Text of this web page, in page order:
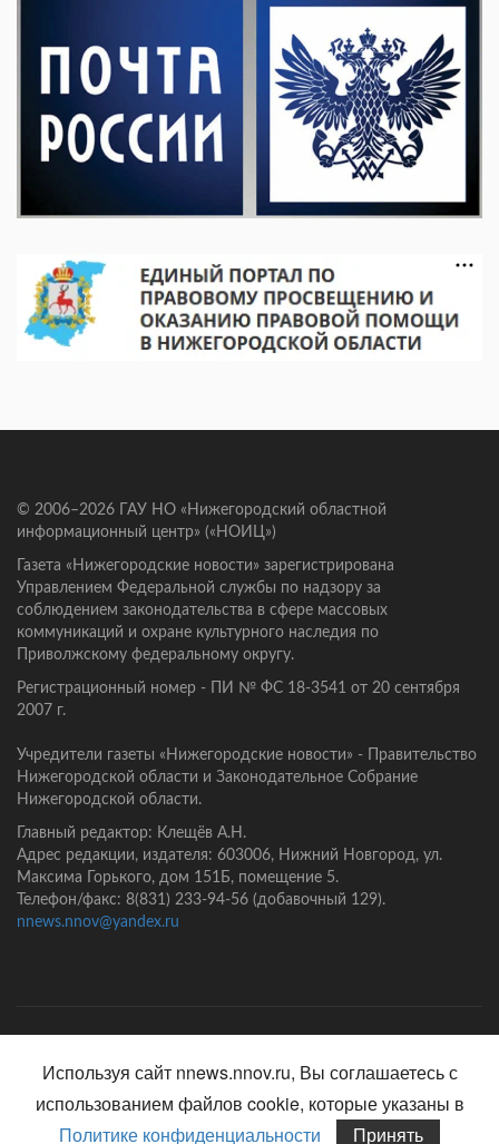
© 2006–2026 ГАУ НО «Нижегородский областной
информационный центр» («НОИЦ»)
Газета «Нижегородские новости» зарегистрирована
Управлением Федеральной службы по надзору за
соблюдением законодательства в сфере массовых
коммуникаций и охране культурного наследия по
Приволжскому федеральному округу.
Регистрационный номер - ПИ № ФС 18-3541 от 20 сентября
2007 г.
Учредители газеты «Нижегородские новости» - Правительство
Нижегородской области и Законодательное Собрание
Нижегородской области.
Главный редактор: Клещёв А.Н.
Адрес редакции, издателя: 603006, Нижний Новгород, ул.
Максима Горького, дом 151Б, помещение 5.
Телефон/факс: 8(831) 233-94-56 (добавочный 129).
nnews.nnov@yandex.ru
Используя сайт nnews.nnov.ru, Вы соглашаетесь с
использованием файлов cookie, которые указаны в
Политике конфиденциальности
Принять